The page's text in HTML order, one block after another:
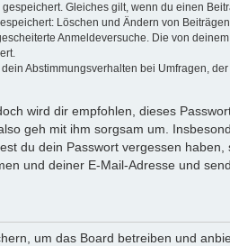
Gleiches gilt, wenn du einen
Löschen und Ändern von
Anmeldeversuche. Die von
Abstimmungsverhalten bei Umfragen,
wird dir empfohlen, dieses
geh mit ihm sorgsam um.
du dein Passwort vergessen
und deiner E-Mail-Adresse und
um das Board betreiben und